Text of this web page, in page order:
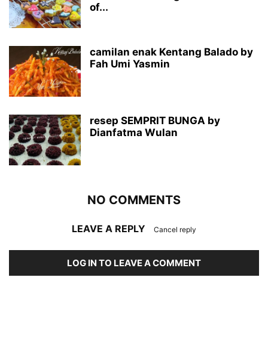
of...
camilan enak Kentang Balado by
Fah Umi Yasmin
resep SEMPRIT BUNGA by
Dianfatma Wulan
NO COMMENTS
LEAVE A REPLY Cancel reply
LOG IN TO LEAVE A COMMENT